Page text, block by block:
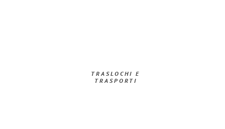
TRASLOCHI E
TRASPORTI​